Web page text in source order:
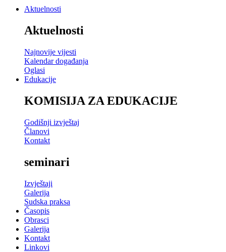
Aktuelnosti
Aktuelnosti
Najnovije vijesti
Kalendar događanja
Oglasi
Edukacije
KOMISIJA ZA EDUKACIJE
Godišnji izvještaj
Članovi
Kontakt
seminari
Izvještaji
Galerija
Sudska praksa
Časopis
Obrasci
Galerija
Kontakt
Linkovi